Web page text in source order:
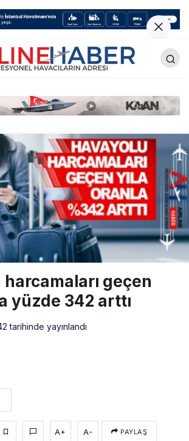
geçen
yüzde 342 arttı
tarihinde yayınlandı
A+ A- PAYLAŞ